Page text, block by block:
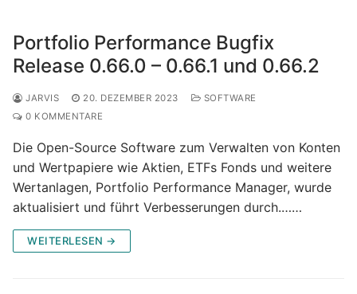
Portfolio Performance Bugfix
Release 0.66.0 – 0.66.1 und 0.66.2
JARVIS 20. DEZEMBER 2023
SOFTWARE
0 KOMMENTARE
Die Open-Source Software zum Verwalten von Konten
und Wertpapiere wie Aktien, ETFs Fonds und weitere
Wertanlagen, Portfolio Performance Manager, wurde
aktualisiert und führt Verbesserungen durch.……
WEITERLESEN →